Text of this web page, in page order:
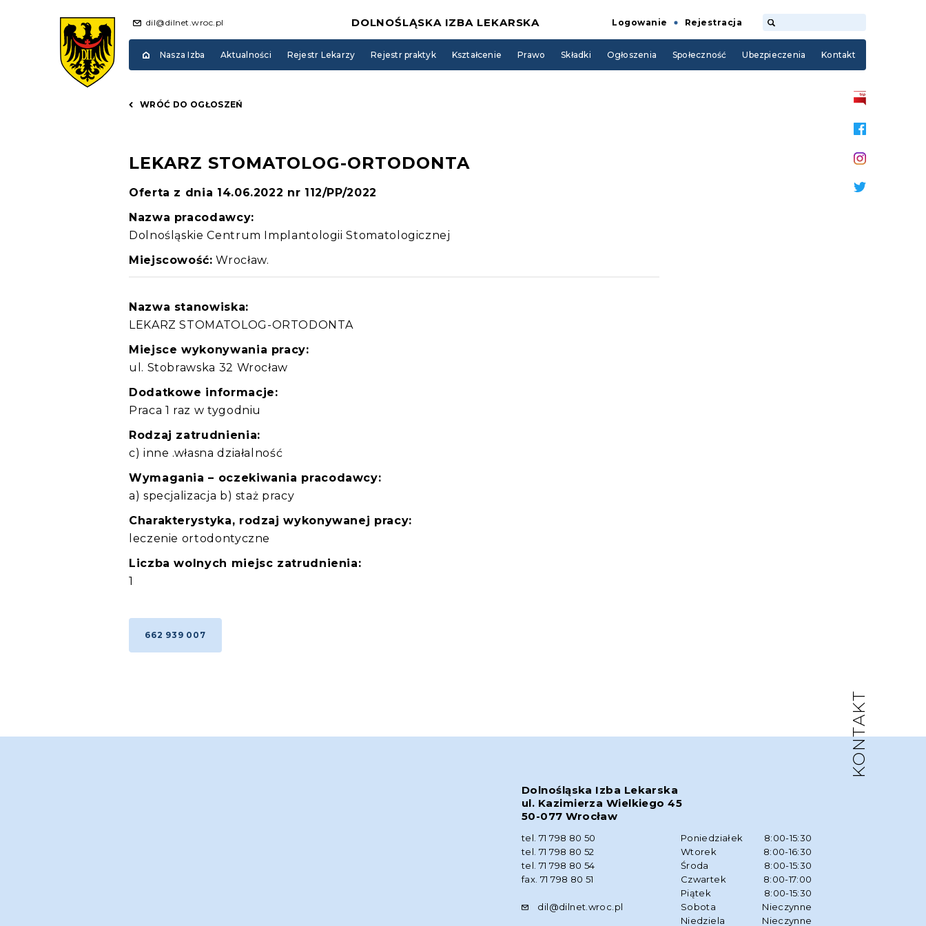
dil@dilnet.wroc.pl DOLNOŚLĄSKA IZBA LEKARSKA Logowanie Rejestracja
Nasza Izba Aktualności Rejestr Lekarzy Rejestr praktyk Kształcenie Prawo Składki Ogłoszenia Społeczność Ubezpieczenia Kontakt
WRÓĆ DO OGŁOSZEŃ
LEKARZ STOMATOLOG-ORTODONTA
Oferta z dnia 14.06.2022 nr 112/PP/2022
Nazwa pracodawcy:
Dolnośląskie Centrum Implantologii Stomatologicznej
Miejscowość: Wrocław.
Nazwa stanowiska:
LEKARZ STOMATOLOG-ORTODONTA
Miejsce wykonywania pracy:
ul. Stobrawska 32 Wrocław
Dodatkowe informacje:
Praca 1 raz w tygodniu
Rodzaj zatrudnienia:
c) inne .własna działalność
Wymagania – oczekiwania pracodawcy:
a) specjalizacja b) staż pracy
Charakterystyka, rodzaj wykonywanej pracy:
leczenie ortodontyczne
Liczba wolnych miejsc zatrudnienia:
1
662 939 007
KONTAKT
Dolnośląska Izba Lekarska
ul. Kazimierza Wielkiego 45
50-077 Wrocław
tel. 71 798 80 50
tel. 71 798 80 52
tel. 71 798 80 54
fax. 71 798 80 51
dil@dilnet.wroc.pl
Poniedziałek
8:00-15:30
Wtorek
8:00-16:30
Środa
8:00-15:30
Czwartek
8:00-17:00
Piątek
8:00-15:30
Sobota
Nieczynne
Niedziela
Nieczynne